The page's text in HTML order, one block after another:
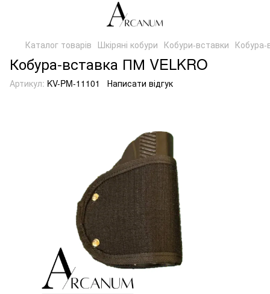
Каталог товарів Шкіряні кобури Кобури-вставки
Кобура-вставка ПМ VELKRO
Артикул: KV-PM-11101 Написати відгук